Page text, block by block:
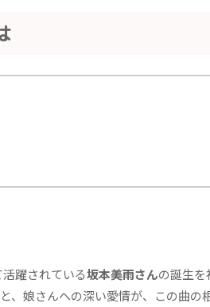
躍されている坂本美雨さんの誕生を
、娘さんへの深い愛情が、この曲の